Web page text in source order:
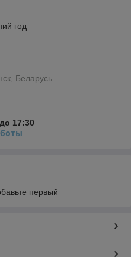
год
Беларусь
17:30
первый